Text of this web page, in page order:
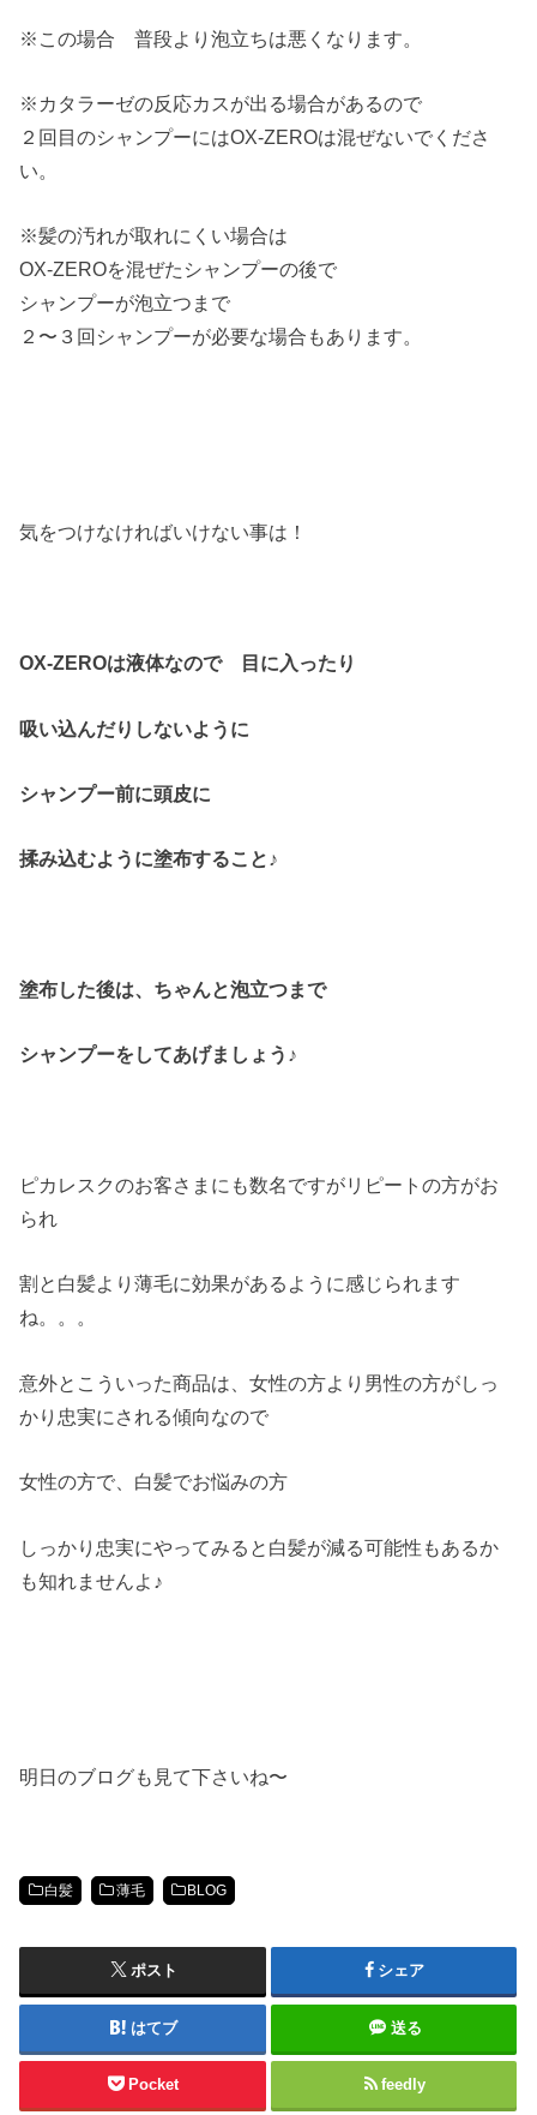
※この場合 普段より泡立ちは悪くなります。
※カタラーゼの反応カスが出る場合があるので
２回目のシャンプーにはOX-ZEROは混ぜないでくださ
い。
※髪の汚れが取れにくい場合は
OX-ZEROを混ぜたシャンプーの後で
シャンプーが泡立つまで
２〜３回シャンプーが必要な場合もあります。
気をつけなければいけない事は！
OX-ZEROは液体なので 目に入ったり
吸い込んだりしないように
シャンプー前に頭皮に
揉み込むように塗布すること♪
塗布した後は、ちゃんと泡立つまで
シャンプーをしてあげましょう♪
ピカレスクのお客さまにも数名ですがリピートの方がお
られ
割と白髪より薄毛に効果があるように感じられます
ね。。。
意外とこういった商品は、女性の方より男性の方がしっ
かり忠実にされる傾向なので
女性の方で、白髪でお悩みの方
しっかり忠実にやってみると白髪が減る可能性もあるか
も知れませんよ♪
明日のブログも見て下さいね〜
白髪 薄毛 BLOG
ポスト シェア
はてブ 送る
Pocket feedly